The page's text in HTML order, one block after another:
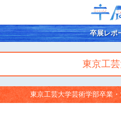
卒展レポ
東京工
東京工芸大学芸術学部卒業